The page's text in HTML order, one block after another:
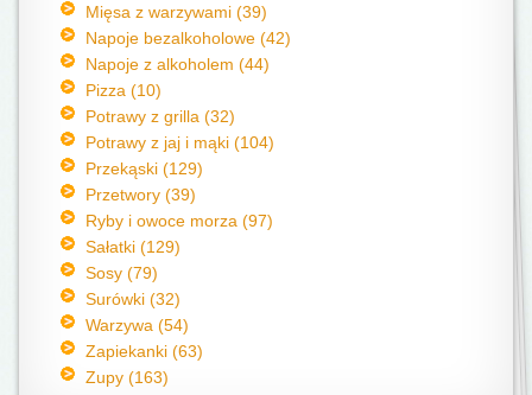
Mięsa z warzywami (39)
Napoje bezalkoholowe (42)
Napoje z alkoholem (44)
Pizza (10)
Potrawy z grilla (32)
Potrawy z jaj i mąki (104)
Przekąski (129)
Przetwory (39)
Ryby i owoce morza (97)
Sałatki (129)
Sosy (79)
Surówki (32)
Warzywa (54)
Zapiekanki (63)
Zupy (163)